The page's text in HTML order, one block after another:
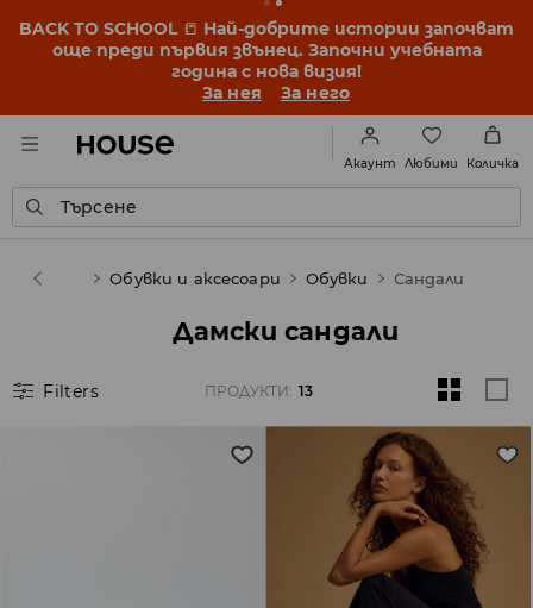
BACK TO SCHOOL 📒 Най-добрите истории започват
още преди първия звънец. Започни учебната
година с нова визия!
За нея
За него
Акаунт Любими Количка
Търсене
Жена Обувки и аксесоари Обувки Сандали
Дамски сандали
Filters ПРОДУКТИ: 13